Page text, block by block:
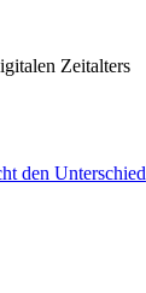
Zeitalters
den Unterschied